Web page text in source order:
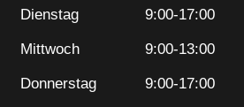
Dienstag 9:00-17:00
Mittwoch 9:00-13:00
Donnerstag 9:00-17:00